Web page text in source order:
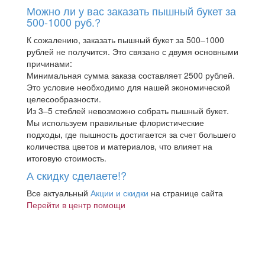
Можно ли у вас заказать пышный букет за
500-1000 руб.?
К сожалению, заказать пышный букет за 500–1000
рублей не получится. Это связано с двумя основными
причинами:
Минимальная сумма заказа составляет 2500 рублей.
Это условие необходимо для нашей экономической
целесообразности.
Из 3–5 стеблей невозможно собрать пышный букет.
Мы используем правильные флористические
подходы, где пышность достигается за счет большего
количества цветов и материалов, что влияет на
итоговую стоимость.
А скидку сделаете!?
Все актуальный Акции и скидки на странице сайта
Перейти в центр помощи